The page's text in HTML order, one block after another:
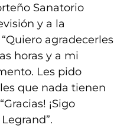
Sanatorio
y a la
agradecerles
horas y a mi
Les pido
que nada tienen
¡Sigo